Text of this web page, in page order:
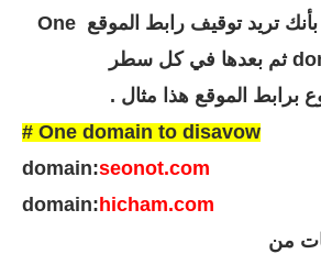
سوف تكتب عنوان بأنك تريد توقيف رابط الموقع One
domain to disavow ثم بعدها في كل سطر
هذا مثال .
# One domain to disavow
domain:seonot.com
domain: hicham.com
من